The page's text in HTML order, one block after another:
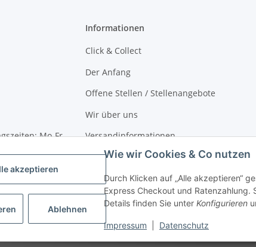
akzeptieren
Ablehnen
Wie wir Cookies & Co nutzen
Durch Klicken auf „Alle akzeptieren“
Express Checkout und
Details finden Sie unter Konfigurieren
Impressum Datenschutz
Mo-Fr
Informationen
Click & Collect
Der Anfang
Offene Stellen / Stellenangebote
Wir über uns
Versandinformationen
Newsletter
zzgl.Versand